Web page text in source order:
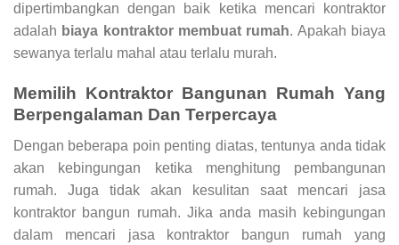
dipertimbangkan dengan baik ketika mencari kontraktor
adalah biaya kontraktor membuat rumah. Apakah biaya
sewanya terlalu mahal atau terlalu murah.
Memilih Kontraktor Bangunan Rumah Yang
Berpengalaman Dan Terpercaya
Dengan beberapa poin penting diatas, tentunya anda tidak
akan kebingungan ketika menghitung pembangunan
rumah. Juga tidak akan kesulitan saat mencari jasa
kontraktor bangun rumah. Jika anda masih kebingungan
dalam mencari jasa kontraktor bangun rumah yang